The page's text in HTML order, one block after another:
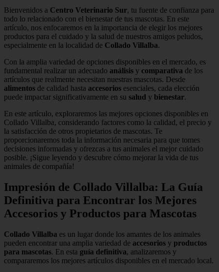
Bienvenidos a Centro Veterinario Sur, tu fuente de confianza para
todo lo relacionado con el bienestar de tus mascotas. En este
artículo, nos enfocaremos en la importancia de elegir los mejores
productos para el cuidado y la salud de nuestros amigos peludos,
especialmente en la localidad de Collado Villalba.
Con la amplia variedad de opciones disponibles en el mercado, es
fundamental realizar un adecuado análisis y comparativa de los
artículos que realmente necesitan nuestras mascotas. Desde
alimentos de calidad hasta accesorios esenciales, cada elección
puede impactar significativamente en su salud y bienestar.
En este artículo, exploraremos las mejores opciones disponibles en
Collado Villalba, considerando factores como la calidad, el precio y
la satisfacción de otros propietarios de mascotas. Te
proporcionaremos toda la información necesaria para que tomes
decisiones informadas y ofrezcas a tus animales el mejor cuidado
posible. ¡Sigue leyendo y descubre cómo mejorar la vida de tus
animales de compañía!
Impresión de Collado Villalba: La Guía
Definitiva para Encontrar los Mejores
Accesorios y Productos para Mascotas
Collado Villalba es un lugar donde los amantes de los animales
pueden encontrar una amplia variedad de accesorios y productos
para mascotas. En esta guía definitiva, analizaremos y
compararemos los mejores artículos disponibles en el mercado local.